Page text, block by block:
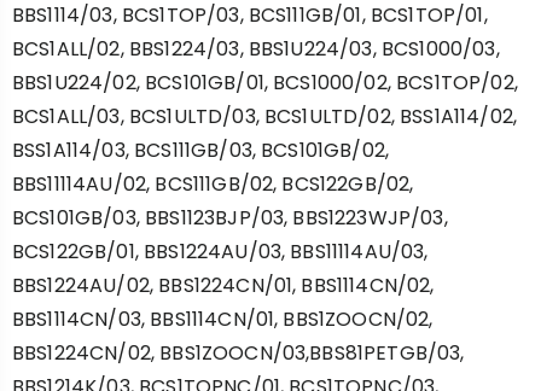
BBS1114/03, BCS1TOP/03, BCS111GB/01, BCS1TOP/01,
BCS1ALL/02, BBS1224/03, BBS1U224/03, BCS1000/03,
BBS1U224/02, BCS101GB/01, BCS1000/02, BCS1TOP/02,
BCS1ALL/03, BCS1ULTD/03, BCS1ULTD/02, BSS1A114/02,
BSS1A114/03, BCS111GB/03, BCS101GB/02,
BBS11114AU/02, BCS111GB/02, BCS122GB/02,
BCS101GB/03, BBS1123BJP/03, BBS1223WJP/03,
BCS122GB/01, BBS1224AU/03, BBS11114AU/03,
BBS1224AU/02, BBS1224CN/01, BBS1114CN/02,
BBS1114CN/03, BBS1114CN/01, BBS1ZOOCN/02,
BBS1224CN/02, BBS1ZOOCN/03,BBS81PETGB/03,